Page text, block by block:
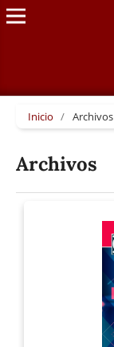
Inicio / Archivos
Archivos